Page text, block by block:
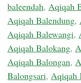
baleendah, Aqiqah
Aqiqah Balendung,
Aqiqah Balewangi,
Aqiqah Balokang,
Aqiqah Balongan,
Balongsari, Aqiqah